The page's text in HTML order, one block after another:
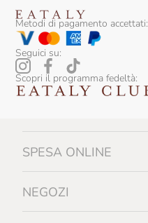
Metodi di pagamento accettati:
Seguici su:
Scopri il programma fedeltà:
SPESA ONLINE
NEGOZI